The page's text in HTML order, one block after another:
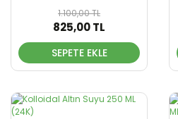
1.100,00 TL
825,00 TL
SEPETE EKLE